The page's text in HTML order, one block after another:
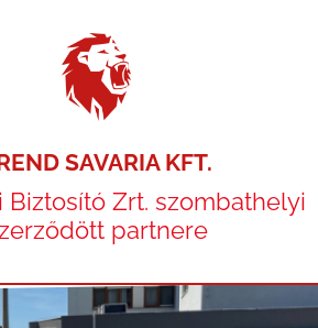
SAVARIA KFT.
Biztosító Zrt. szombathelyi
partnere